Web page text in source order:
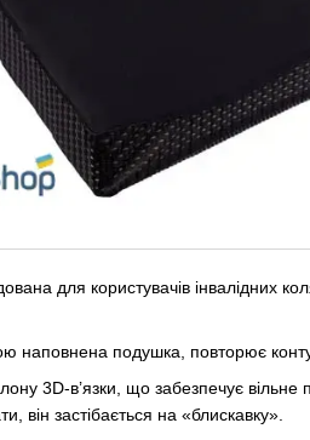
для користувачів інвалідних
наповнена подушка, повторює
3D-в’язки, що забезпечує вільне
він застібається на «блискавку».